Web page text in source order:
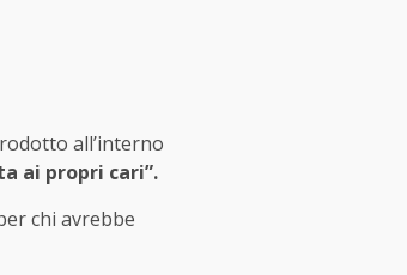
all’interno
ai propri cari”.
chi avrebbe